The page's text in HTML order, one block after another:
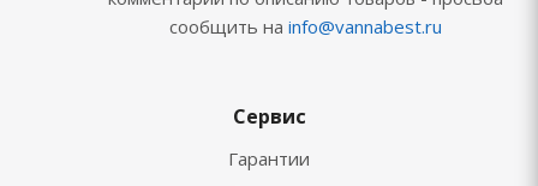
сообщить на info@vannabest.ru
Сервис
Гарантии